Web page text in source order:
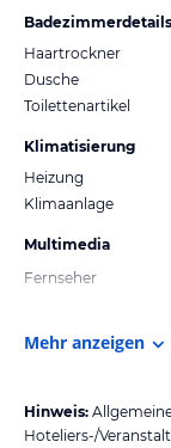
Badezimmerdetails
Haartrockner
Dusche
Toilettenartikel
Klimatisierung
Heizung
Klimaanlage
Multimedia
Fernseher
Mehr anzeigen
Hinweis:
Hoteliers-/